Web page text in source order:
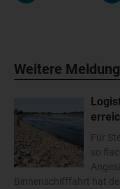
Weitere
Für
so
Binnenschifffahrt hat